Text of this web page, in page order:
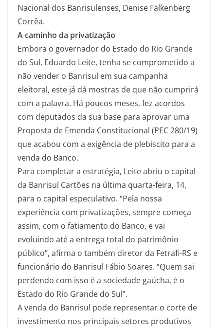
Nacional dos Banrisulenses, Denise Falkenberg
Corrêa.
A caminho da privatização
Embora o governador do Estado do Rio Grande
do Sul, Eduardo Leite, tenha se comprometido a
não vender o Banrisul em sua campanha
eleitoral, este já dá mostras de que não cumprirá
com a palavra. Há poucos meses, fez acordos
com deputados da sua base para aprovar uma
Proposta de Emenda Constitucional (PEC 280/19)
que acabou com a exigência de plebiscito para a
venda do Banco.
Para completar a estratégia, Leite abriu o capital
da Banrisul Cartões na última quarta-feira, 14,
para o capital especulativo. “Pela nossa
experiência com privatizações, sempre começa
assim, com o fatiamento do Banco, e vai
evoluindo até a entrega total do patrimônio
público”, afirma o também diretor da Fetrafi-RS e
funcionário do Banrisul Fábio Soares. “Quem sai
perdendo com isso é a sociedade gaúcha, é o
Estado do Rio Grande do Sul”.
A venda do Banrisul pode representar o corte de
investimento nos principais setores produtivos